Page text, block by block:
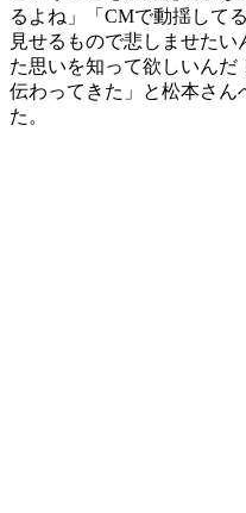
るよね」「CMで動揺して
見せるもので悲しませた
た思いを知って欲しいんだ
伝わってきた」と松本さん
た。